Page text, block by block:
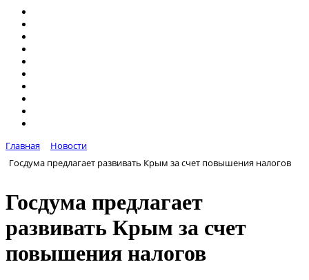
Главная
Новости
Госдума предлагает развивать Крым за счет повышения налогов
Госдума предлагает
развивать Крым за счет
повышения налогов